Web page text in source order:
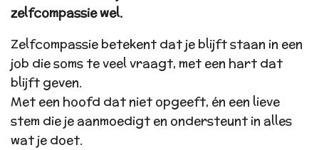
zelfcompassie wel.
Zelfcompassie betekent dat je blijft staan in een
job die soms te veel vraagt, met een hart dat
blijft geven.
Met een hoofd dat niet opgeeft, én een lieve
stem die je aanmoedigt en ondersteunt in alles
wat je doet.